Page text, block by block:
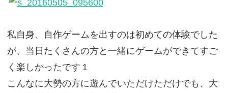
私自身、自作ゲームを出すのは初めての体験でした
が、当日たくさんの方と一緒にゲームができてすご
く楽しかったです１
こんなに大勢の方に遊んでいただけただけでも、大